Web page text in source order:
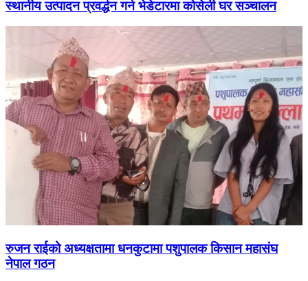
स्थानीय उत्पादन प्रवर्द्धन गर्न भेडेटारमा कोसेली घर सञ्चालन
रुजन राईको अध्यक्षतामा धनकुटामा पशुपालक किसान महासंघ
नेपाल गठन